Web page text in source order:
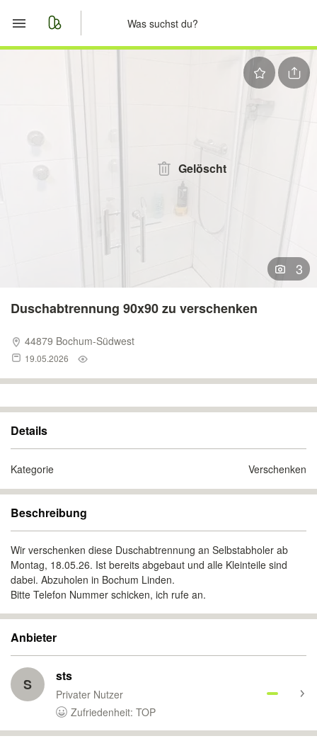
Anzeige aufgeben
Gelöscht
3
Duschabtrennung 90x90 zu verschenken
44879 Bochum-Südwest
19.05.2026
Details
Kategorie Verschenken
Beschreibung
Wir verschenken diese Duschabtrennung an Selbstabholer ab
Montag, 18.05.26. Ist bereits abgebaut und alle Kleinteile sind
dabei. Abzuholen in Bochum Linden.
Bitte Telefon Nummer schicken, ich rufe an.
Anbieter
S sts
Privater Nutzer
Zufriedenheit: TOP